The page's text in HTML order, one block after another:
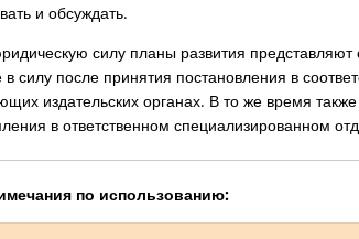
и обсуждать.
силу планы развития представляют
силу после принятия постановления в
издательских органах. В то же время
в ответственном специализированном
по использованию: